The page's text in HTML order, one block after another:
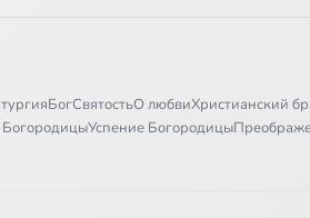
БогСвятостьО любвиХристианский
Успение Богородицы